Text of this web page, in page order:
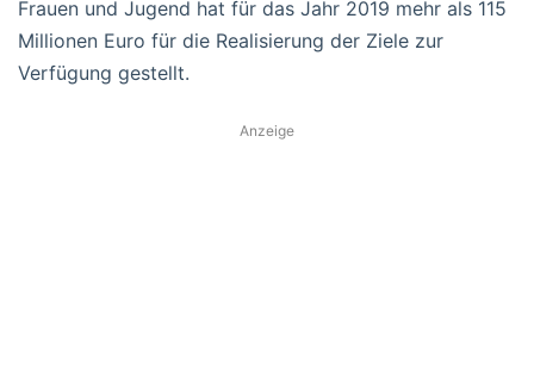
Frauen und Jugend hat für das Jahr 2019 mehr als 115
Millionen Euro für die Realisierung der Ziele zur
Verfügung gestellt.
Anzeige